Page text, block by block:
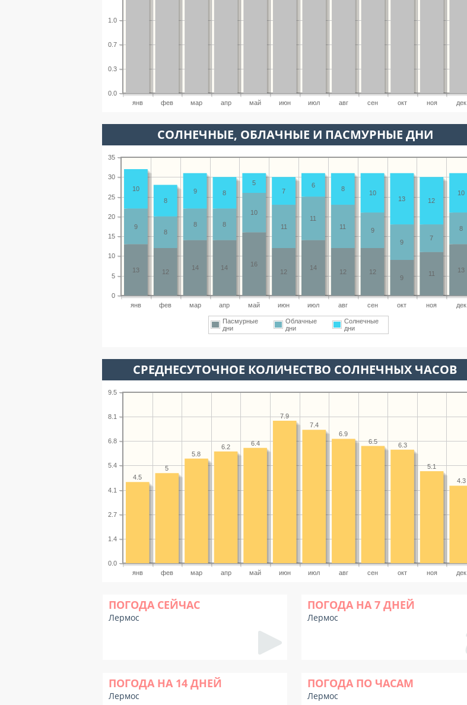
янв фев мар апр май июн июл авг сен окт ноя дек
0.0
0.3
0.7
1.0
CОЛНЕЧНЫЕ, ОБЛАЧНЫЕ И ПАСМУРНЫЕ ДНИ
янв фев мар апр май июн июл авг сен окт ноя дек
0
5
10
15
20
25
30
35
13
11
9
12
12
14
12
16
14
14
12
13
8
7
9
9
11
11
11
10
8
8
8
9
10
12
13
10
8
6
7
5
8
9
8
10
Пасмурные
дни
Облачные
дни
Солнечные
дни
СРЕДНЕСУТОЧНОЕ КОЛИЧЕСТВО СОЛНЕЧНЫХ ЧАСОВ
янв фев мар апр май июн июл авг сен окт ноя дек
0.0
1.4
2.7
4.1
5.4
6.8
8.1
9.5
4.3
5.1
6.3
6.5
6.9
7.4
7.9
6.4
6.2
5.8
5
4.5
ПОГОДА СЕЙЧАС
Лермос
ПОГОДА НА 7 ДНЕЙ
Лермос
ПОГОДА НА 14 ДНЕЙ
Лермос
ПОГОДА ПО ЧАСАМ
Лермос